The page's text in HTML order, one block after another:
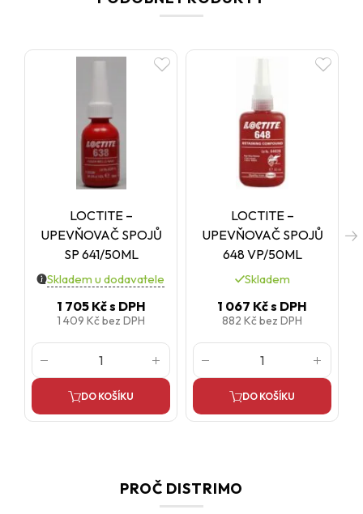
LOCTITE –
UPEVŇOVAČ SPOJŮ
SP 641/50ML
Skladem u dodavatele
1 705 Kčs DPH
1 409 Kčbez DPH
DO KOŠÍKU
LOCTITE –
UPEVŇOVAČ SPOJŮ
648 VP/50ML
Skladem
1 067 Kčs DPH
882 Kčbez DPH
DO KOŠÍKU
PROČ DISTRIMO